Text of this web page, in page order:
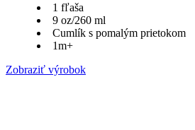
1 fľaša
9 oz/260 ml
Cumlík s pomalým prietokom
1m+
Zobraziť výrobok